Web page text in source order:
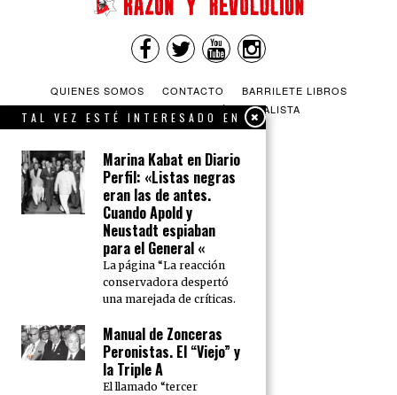
QUIENES SOMOS CONTACTO
BARRILETE LIBROS
CEICS
ENGLISH VÍA SOCIALISTA
TAL VEZ ESTÉ INTERESADO EN
Marina Kabat en Diario
Perfil: «Listas negras
eran las de antes.
Cuando Apold y
Neustadt espiaban
para el General «
La página “La reacción
conservadora despertó
una marejada de críticas.
Manual de Zonceras
Peronistas. El “Viejo” y
la Triple A
El llamado “tercer